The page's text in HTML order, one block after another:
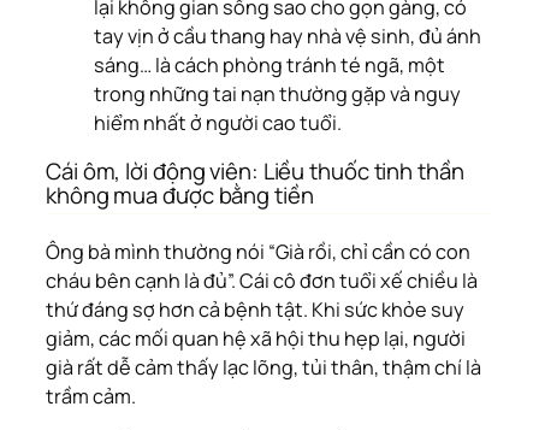
lại không gian sống sao cho gọn gàng, có
tay vịn ở cầu thang hay nhà vệ sinh, đủ ánh
sáng… là cách phòng tránh té ngã, một
trong những tai nạn thường gặp và nguy
hiểm nhất ở người cao tuổi.
Cái ôm, lời động viên: Liều thuốc tinh thần
không mua được bằng tiền
Ông bà mình thường nói “Già rồi, chỉ cần có con
cháu bên cạnh là đủ”. Cái cô đơn tuổi xế chiều là
thứ đáng sợ hơn cả bệnh tật. Khi sức khỏe suy
giảm, các mối quan hệ xã hội thu hẹp lại, người
già rất dễ cảm thấy lạc lõng, tủi thân, thậm chí là
trầm cảm.